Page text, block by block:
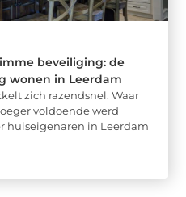
beveiliging: de
wonen in Leerdam
zich razendsnel. Waar
voldoende werd
huiseigenaren in Leerdam